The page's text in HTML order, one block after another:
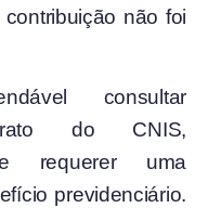
não foi
consultar
do CNIS,
requerer uma
previdenciário.